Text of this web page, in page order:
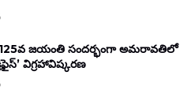
125వ జయంతి సందర్భంగా అమరావతిలో
విగ్రహావిష్కరణ